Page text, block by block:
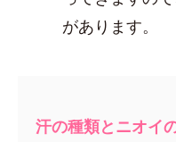
があります。
汗の種類とニオイ